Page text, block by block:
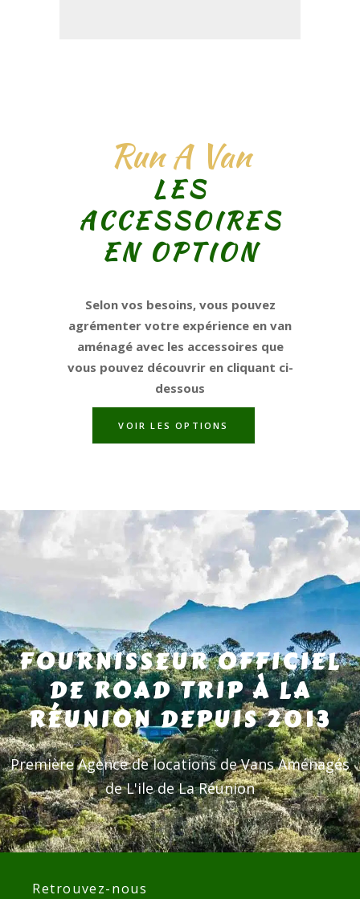
Run A Van
LES
ACCESSOIRES
EN OPTION
Selon vos besoins, vous pouvez
agrémenter votre expérience en van
aménagé avec les accessoires que
vous pouvez découvrir en cliquant ci-
dessous
VOIR LES OPTIONS
FOURNISSEUR OFFICIEL
DE ROAD TRIP À LA
RÉUNION DEPUIS 2013
Première Agence de locations de Vans Aménagés
de L'ile de La Réunion
Retrouvez-nous